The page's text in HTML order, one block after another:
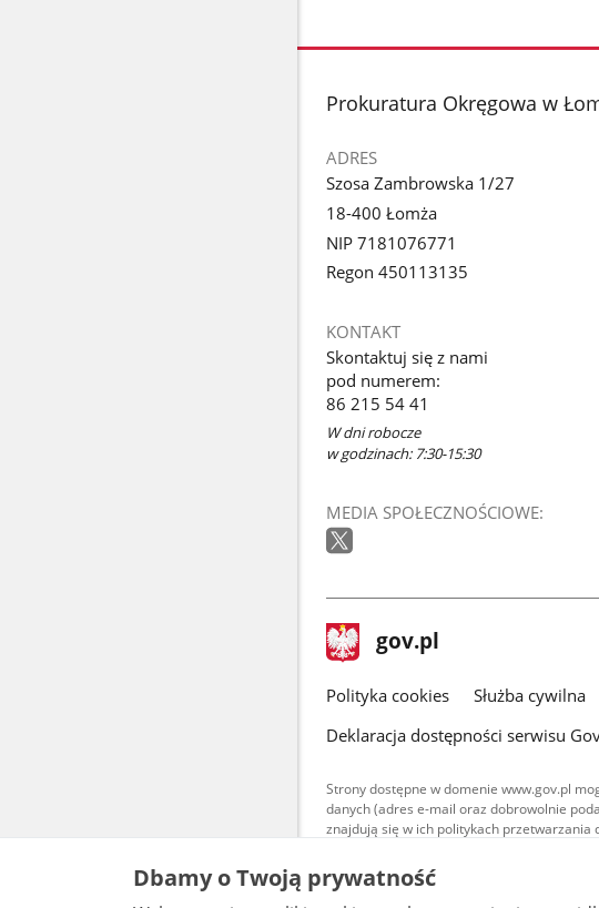
stopka
Prokuratura Okręgowa w
ADRES
Szosa Zambrowska 1/27
18-400 Łomża
NIP 7181076771
Regon 450113135
KONTAKT
Skontaktuj się z nami
pod numerem:
86 215 54 41
W dni robocze
w godzinach: 7:30-15:30
MEDIA SPOŁECZNOŚCIOWE:
stopka
gov.pl Strona
gov.pl
gov.pl
Polityka cookies Służba cywilna
Deklaracja dostępności serwisu
Strony dostępne w domenie www.gov.pl
danych (adres e-mail oraz dobrowolnie
znajdują się w ich politykach przetwarzania
Treści tekstowe publikowane
udostępniane na licencji typu
warunkach 4.0 (CC BY-SA
Dbamy o Twoją prywatność